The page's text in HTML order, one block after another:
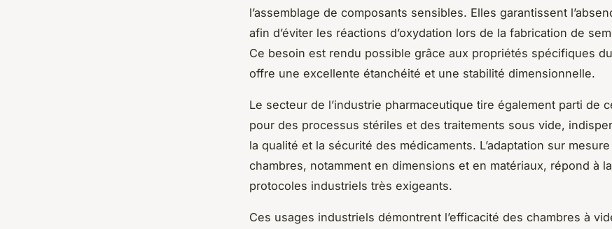
l’assemblage de composants sensibles. Elles garantissent
afin d’éviter les réactions d’oxydation lors de la fabrication de
Ce besoin est rendu possible grâce aux propriétés spécifiques
offre une excellente étanchéité et une stabilité dimensionnelle.
Le secteur de l’industrie pharmaceutique tire également parti de
pour des processus stériles et des traitements sous vide,
la qualité et la sécurité des médicaments. L’adaptation sur
chambres, notamment en dimensions et en matériaux, répond à
protocoles industriels très exigeants.
Ces usages industriels démontrent l’efficacité des chambres à